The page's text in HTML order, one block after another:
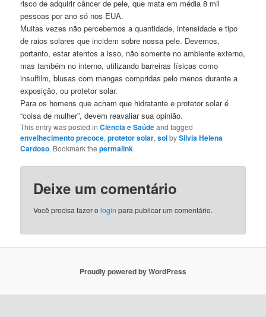
risco de adquirir câncer de pele, que mata em média 8 mil
pessoas por ano só nos EUA.
Muitas vezes não percebemos a quantidade, intensidade e tipo
de raios solares que incidem sobre nossa pele. Devemos,
portanto, estar atentos a isso, não somente no ambiente externo,
mas também no interno, utilizando barreiras físicas como
insulfilm, blusas com mangas compridas pelo menos durante a
exposição, ou protetor solar.
Para os homens que acham que hidratante e protetor solar é
“coisa de mulher”, devem reavaliar sua opinião.
This entry was posted inCiência e Saúdeand tagged
envelhecimento precoce,protetor solar,solbySilvia Helena
Cardoso. Bookmark thepermalink.
Deixe um comentário
Você precisa fazer ologin para publicar um comentário.
Proudly powered by WordPress